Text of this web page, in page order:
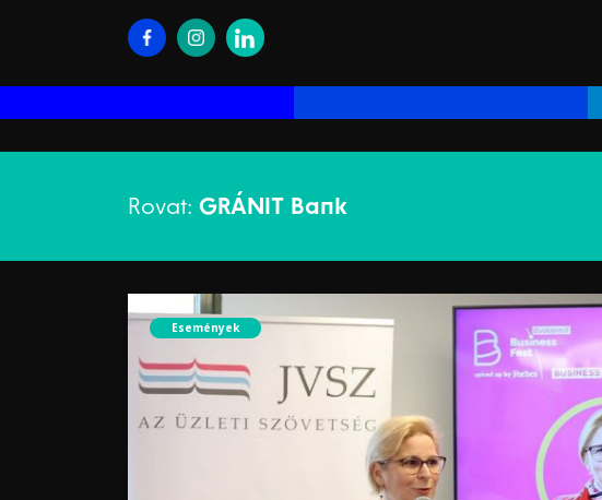
Rovat: GRÁNIT Bank
Események